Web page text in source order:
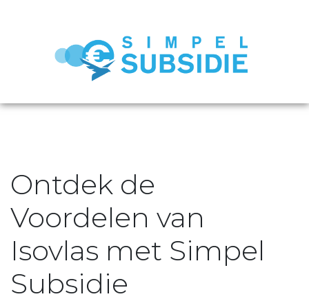
Ontdek de
Voordelen van
Isovlas met Simpel
Subsidie